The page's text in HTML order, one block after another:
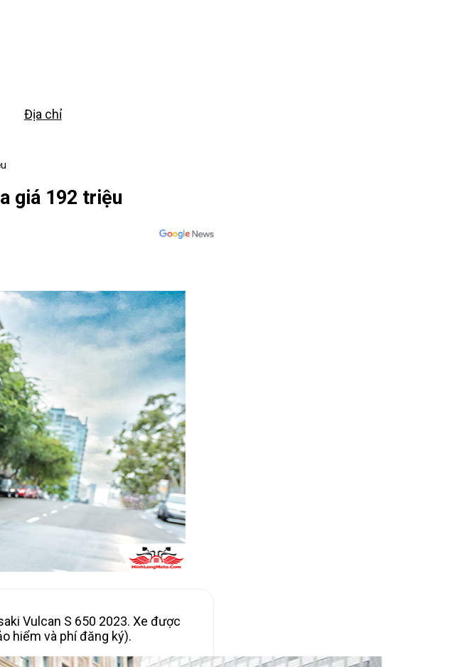
Địa chỉ
giá 192 triệu
Vulcan S 650 2023. Xe được
hiểm và phí đăng ký).